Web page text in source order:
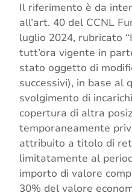
Il riferimento è da
all’art. 40 del CCNL
luglio 2024, rubricato
tutt’ora vigente in
stato oggetto di
successivi), in base al
svolgimento di
copertura di altra
temporaneamente
attribuito a titolo di
limitatamente al
importo di valore
30% del valore